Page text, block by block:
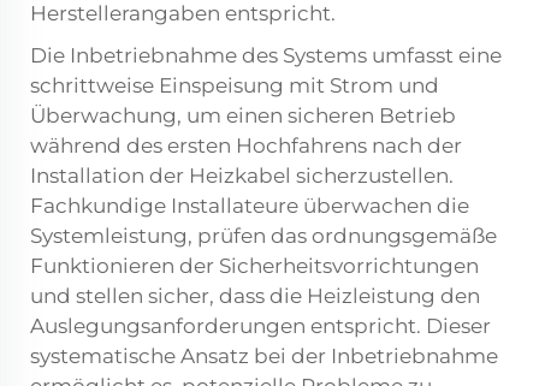
Herstellerangaben entspricht.
Die Inbetriebnahme des Systems umfasst eine
schrittweise Einspeisung mit Strom und
Überwachung, um einen sicheren Betrieb
während des ersten Hochfahrens nach der
Installation der Heizkabel sicherzustellen.
Fachkundige Installateure überwachen die
Systemleistung, prüfen das ordnungsgemäße
Funktionieren der Sicherheitsvorrichtungen
und stellen sicher, dass die Heizleistung den
Auslegungsanforderungen entspricht. Dieser
systematische Ansatz bei der Inbetriebnahme